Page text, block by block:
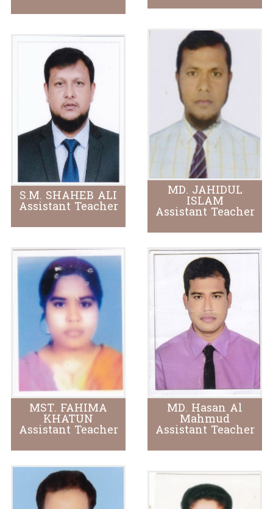
S.M. SHAHEB ALI
Assistant Teacher
MD. JAHIDUL
ISLAM
Assistant Teacher
MST. FAHIMA
KHATUN
Assistant Teacher
MD. Hasan Al
Mahmud
Assistant Teacher